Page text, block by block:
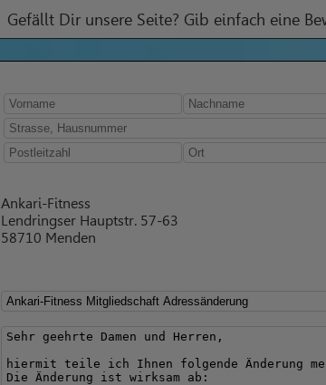
Gefällt Dir unsere Seite? Gib einfach eine
Ankari-Fitness
Lendringser Hauptstr. 57-63
58710 Menden